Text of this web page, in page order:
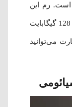
است. رم این
موبایل 4 گیگابایت و حافظه داخلی آن 128 گیگابایت
می‌توانید